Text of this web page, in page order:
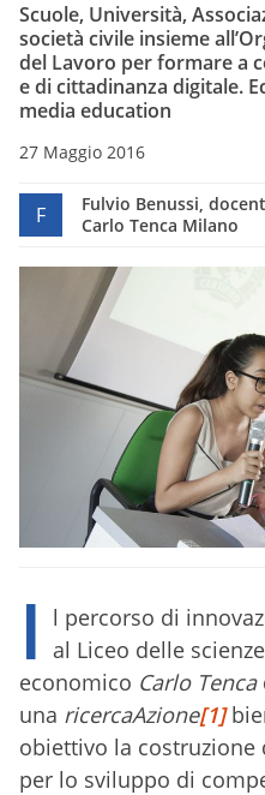
Scuole, Università,
società civile insieme
del Lavoro per formare a
e di cittadinanza digitale.
media education
27 Maggio 2016
F
Fulvio Benussi,
Carlo Tenca Milano
I
l percorso di
al Liceo delle
economico Carlo Tenca
una ricercaAzione[1]
obiettivo la
per lo sviluppo di